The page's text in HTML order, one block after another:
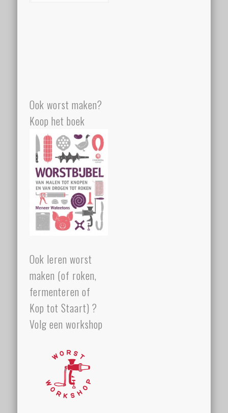
Ook worst maken?
Koop het boek
Ook leren worst
maken (of roken,
fermenteren of
Kop tot Staart) ?
Volg een workshop